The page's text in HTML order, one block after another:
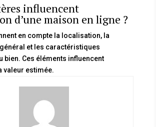
influencent
d’une maison en ligne ?
en compte la localisation, la
général et les caractéristiques
bien. Ces éléments influencent
valeur estimée.